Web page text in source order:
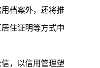
档案外，还将推
住证明等方式申
，以信用管理塑